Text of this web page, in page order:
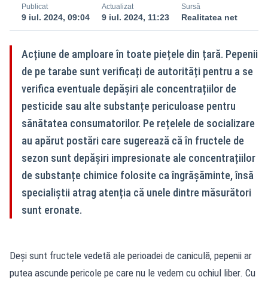
Publicat
9 iul. 2024, 09:04
Actualizat
9 iul. 2024, 11:23
Sursă
Realitatea net
Acțiune de amploare în toate piețele din țară. Pepenii
de pe tarabe sunt verificați de autorități pentru a se
verifica eventuale depășiri ale concentrațiilor de
pesticide sau alte substanțe periculoase pentru
sănătatea consumatorilor. Pe rețelele de socializare
au apărut postări care sugerează că în fructele de
sezon sunt depășiri impresionate ale concentrațiilor
de substanțe chimice folosite ca îngrășăminte, însă
specialiștii atrag atenția că unele dintre măsurători
sunt eronate.
Deși sunt fructele vedetă ale perioadei de caniculă, pepenii ar
putea ascunde pericole pe care nu le vedem cu ochiul liber. Cu